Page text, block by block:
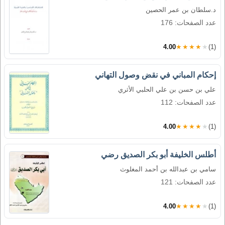
د.سلطان بن عمر الحصين
عدد الصفحات: 176
4.00★★★★★ (1)
إحكام المباني في نقض وصول التهاني
علي بن حسن بن علي الحلبي الأثري
عدد الصفحات: 112
4.00★★★★★ (1)
أطلس الخليفة أبو بكر الصديق رضي
سامي بن عبدالله بن أحمد المغلوث
عدد الصفحات: 121
4.00★★★★★ (1)